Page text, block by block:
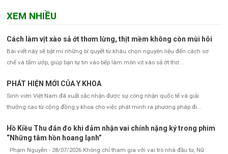
XEM NHIỀU
Cách làm vịt xào sả ớt thơm lừng, thịt mềm không còn mùi hôi
Bài viết này sẽ bật mí những bí quyết từ khâu chọn nguyên liệu đến cách sơ
chế và tẩm ướp, giúp bạn tự tin vào bếp làm món vịt xào sả ớt thơ...
PHÁT HIỆN MỚI CỦA Y KHOA
Sinh viên Việt Nam đã xuất sắc nhận được sự công nhận quốc tế và giải
thưởng cao từ cộng đồng y khoa cho việc phát minh ra phương pháp đi...
Hồ Kiều Thu đắn đo khi đảm nhận vai chính nặng ký trong phim
“Những tâm hồn hoang lạnh”
Phạm Nguyễn - 28/07/2026 Không chỉ tham gia với vai trò nhà đầu tư, Nữ